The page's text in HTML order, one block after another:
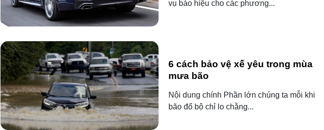
vụ báo hiệu cho các phương...
6 cách bảo vệ xế yêu trong mùa
mưa bão
Nội dung chính Phần lớn chúng ta mỗi khi
bão đổ bộ chỉ lo chằng...